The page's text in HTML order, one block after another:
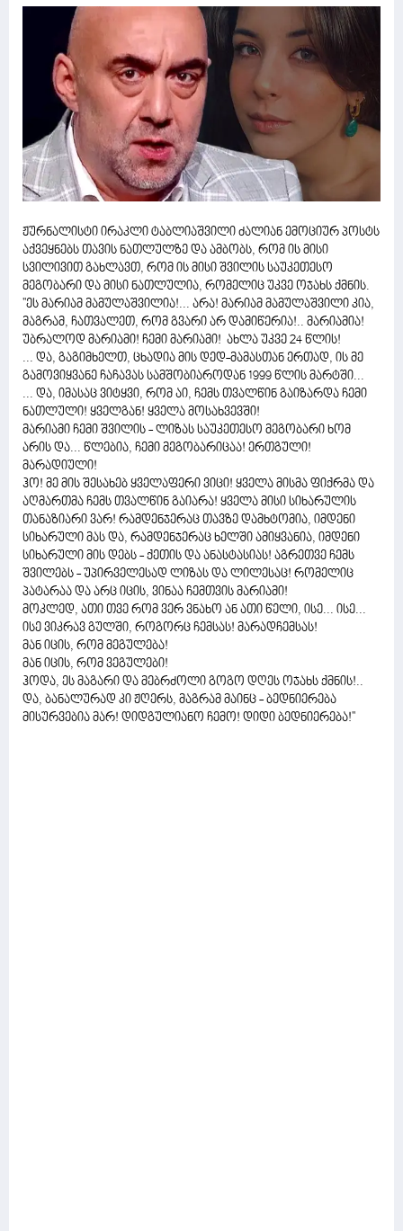
ჟურნალისტი ირაკლი ტაბლიაშვილი ძალიან ემოციურ პოსტს
აქვეყნებს თავის ნათლულზე და ამბობს, რომ ის მისი
სვილივით გახლავთ, რომ ის მისი შვილის საუკეთესო
მეგობარი და მისი ნათლულია, რომელიც უკვე ოჯახს ქმნის.
''ეს მარიამ მამულაშვილია!... არა! მარიამ მამულაშვილი კია,
მაგრამ, ჩათვალეთ, რომ გვარი არ დამიწერია!.. მარიამია!
უბრალოდ მარიამი! ჩემი მარიამი! ახლა უკვე 24 წლის!
... და, გაგიმხელთ, ცხადია მის დედ-მამასთან ერთად, ის მე
გამოვიყვანე ჩაჩავას სამშობიაროდან 1999 წლის მარტში...
... და, იმასაც ვიტყვი, რომ აი, ჩემს თვალწინ გაიზარდა ჩემი
ნათლული! ყველგან! ყველა მოსახვევში!
მარიამი ჩემი შვილის - ლიზას საუკეთესო მეგობარი ხომ
არის და... წლებია, ჩემი მეგობარიცაა! ერთგული!
მარადიული!
ჰო! მე მის შესახებ ყველაფერი ვიცი! ყველა მისმა ფიქრმა და
აღმართმა ჩემს თვალწინ გაიარა! ყველა მისი სიხარულის
თანაზიარი ვარ! რამდენჯერაც თავზე დამხტომია, იმდენი
სიხარული მას და, რამდენჯერაც ხელში ამიყვანია, იმდენი
სიხარული მის დებს - ქეთის და ანასტასიას! აგრეთვე ჩემს
შვილებს - უპირველესად ლიზას და ლილესაც! რომელიც
პატარაა და არც იცის, ვინაა ჩემთვის მარიამი!
მოკლედ, ათი თვე რომ ვერ ვნახო ან ათი წელი, ისე... ისე...
ისე ვიკრავ გულში, როგორც ჩემსას! მარადჩემსას!
მან იცის, რომ მეგულება!
მან იცის, რომ ვეგულები!
ჰოდა, ეს მაგარი და მებრძოლი გოგო დღეს ოჯახს ქმნის!..
და, ბანალურად კი ჟღერს, მაგრამ მაინც - ბედნიერება
მისურვებია მარ! დიდგულიანო ჩემო! დიდი ბედნიერება!''